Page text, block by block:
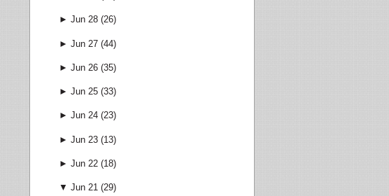
►Jun 28 (26)
►Jun 27 (44)
►Jun 26 (35)
►Jun 25 (33)
►Jun 24 (23)
►Jun 23 (13)
►Jun 22 (18)
▼Jun 21 (29)